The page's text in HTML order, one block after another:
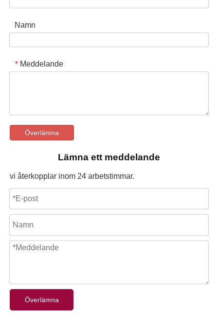
Namn
* Meddelande
Överlämna
Lämna ett meddelande
vi återkopplar inom 24 arbetstimmar.
Överlämna